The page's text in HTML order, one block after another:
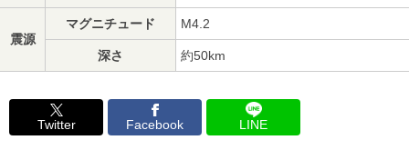
震源
マグニチュード M4.2
深さ 約50km
Twitter Facebook LINE